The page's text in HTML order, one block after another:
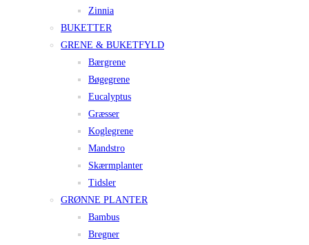
Zinnia
BUKETTER
GRENE & BUKETFYLD
Bærgrene
Bøgegrene
Eucalyptus
Græsser
Koglegrene
Mandstro
Skærmplanter
Tidsler
GRØNNE PLANTER
Bambus
Bregner